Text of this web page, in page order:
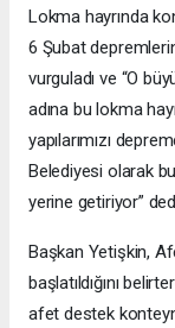
Lokma hayrında
6 Şubat
vurguladı ve “O
adına bu lokma
yapılarımızı
Belediyesi olarak
yerine getiriyor”
Başkan Yetişkin,
başlatıldığını
afet destek